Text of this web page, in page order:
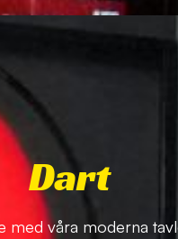
Dart
med våra moderna